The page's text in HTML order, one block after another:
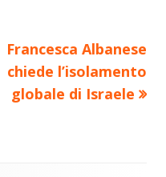
Nuovo
articolo:
Francesca Albanese
chiede l’isolamento
globale di Israele